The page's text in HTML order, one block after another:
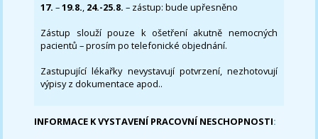
17. –19.8., 24.-25.8. – zástup: bude upřesněno
Zástup slouží pouze k ošetření akutně nemocných
pacientů – prosím po telefonické objednání.
Zastupující lékařky nevystavují potvrzení, nezhotovují
výpisy z dokumentace apod..
INFORMACE K VYSTAVENÍ PRACOVNÍ NESCHOPNOSTI: